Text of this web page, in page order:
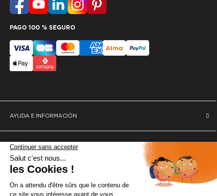
AYUDA E INFORMACIÓN
SERVICIOS
PAGO 100 % SEGURO